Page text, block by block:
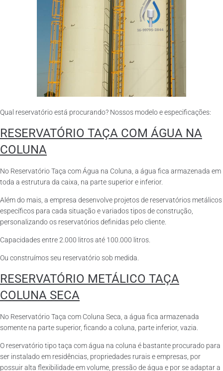
Qual reservatório está procurando? Nossos modelo e especificações:
RESERVATÓRIO TAÇA COM ÁGUA NA
COLUNA
No Reservatório Taça com Água na Coluna, a água fica armazenada em
toda a estrutura da caixa, na parte superior e inferior.
Além do mais, a empresa desenvolve projetos de reservatórios metálicos
específicos para cada situação e variados tipos de construção,
personalizando os reservatórios definidas pelo cliente.
Capacidades entre 2.000 litros até 100.000 litros.
Ou construímos seu reservatório sob medida.
RESERVATÓRIO METÁLICO TAÇA
COLUNA SECA
No Reservatório Taça com Coluna Seca, a água fica armazenada
somente na parte superior, ficando a coluna, parte inferior, vazia.
O reservatório tipo taça com água na coluna é bastante procurado para
ser instalado em residências, propriedades rurais e empresas, por
possuir alta flexibilidade em volume, pressão de água e por se adaptar a